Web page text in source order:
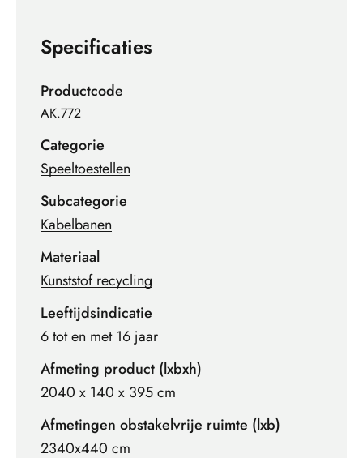
Specificaties
Productcode
AK.772
Categorie
Speeltoestellen
Subcategorie
Kabelbanen
Materiaal
Kunststof recycling
Leeftijdsindicatie
6 tot en met 16 jaar
Afmeting product (lxbxh)
2040 x 140 x 395 cm
Afmetingen obstakelvrije ruimte (lxb)
2340x440 cm